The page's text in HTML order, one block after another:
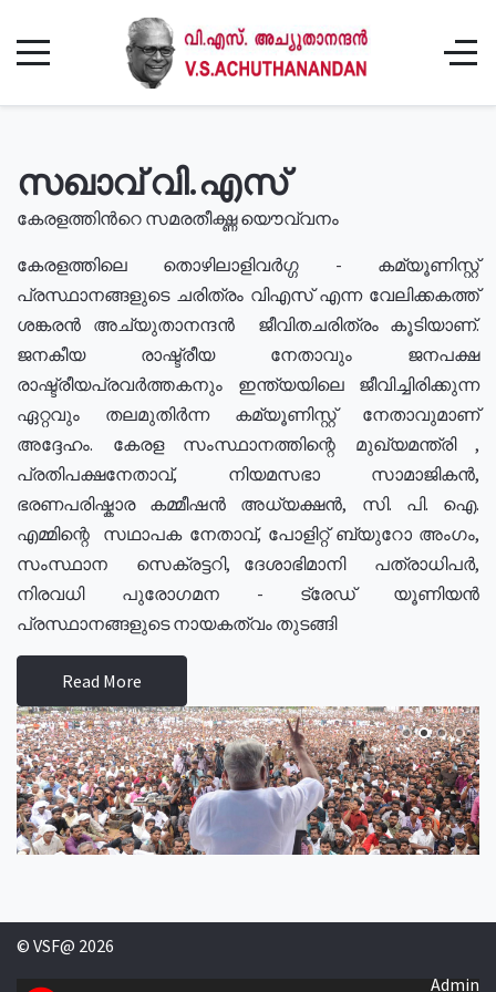
സഖാവ് വി.എസ്
കേരളത്തിൻറെ സമരതീക്ഷ്ണ യൌവ്വനം
കേരളത്തിലെ തൊഴിലാളിവർഗ്ഗ - കമ്യൂണിസ്റ്റ്
പ്രസ്ഥാനങ്ങളുടെ ചരിത്രം വിഎസ് എന്ന വേലിക്കകത്ത്
ശങ്കരൻ അച്യുതാനന്ദൻ ജീവിതചരിത്രം കൂടിയാണ്.
ജനകീയ രാഷ്ട്രീയ നേതാവും ജനപക്ഷ
രാഷ്ട്രീയപ്രവർത്തകനും ഇന്ത്യയിലെ ജീവിച്ചിരിക്കുന്ന
ഏറ്റവും തലമുതിർന്ന കമ്യൂണിസ്റ്റ് നേതാവുമാണ്
അദ്ദേഹം. കേരള സംസ്ഥാനത്തിന്റെ മുഖ്യമന്ത്രി ,
പ്രതിപക്ഷനേതാവ്, നിയമസഭാ സാമാജികൻ,
ഭരണപരിഷ്കാര കമ്മീഷൻ അധ്യക്ഷൻ, സി. പി. ഐ.
എമ്മിന്റെ സഥാപക നേതാവ്, പോളിറ്റ് ബ്യുറോ അംഗം,
സംസ്ഥാന സെക്രട്ടറി, ദേശാഭിമാനി പത്രാധിപർ,
നിരവധി പുരോഗമന - ട്രേഡ് യൂണിയൻ
പ്രസ്ഥാനങ്ങളുടെ നായകത്വം തുടങ്ങി
Read More
© VSF@ 2026
Admin